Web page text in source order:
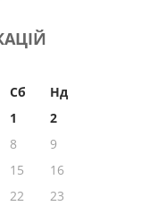
Сб
Нд
1
2
8
9
15
16
22
23